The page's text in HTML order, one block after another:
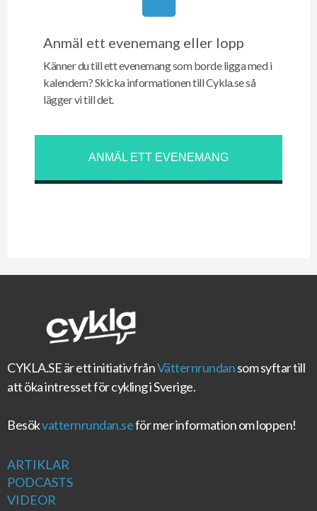
Anmäl ett evenemang eller lopp
Känner du till ett evenemang som borde ligga med i
kalendern? Skicka informationen till Cykla.se så
lägger vi till det.
ANMÄL ETT EVENEMANG
CYKLA.SEär ett initiativ frånVätternrundansom syftar till
att öka intresset för cykling i Sverige.
Besökvatternrundan.seför mer information om loppen!
ARTIKLAR
PODCASTS
VIDEOR